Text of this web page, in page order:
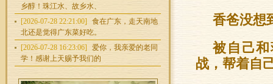
乡醇！珠江水、故乡水、
[2026-07-28 22:21:00]
食在广东，走天南地
北还是觉得广东菜好吃。
[2026-07-28 16:23:06]
爱你，我亲爱的老同
学！感谢上天赐予我们的
香爸没想
被自己
战，帮着自